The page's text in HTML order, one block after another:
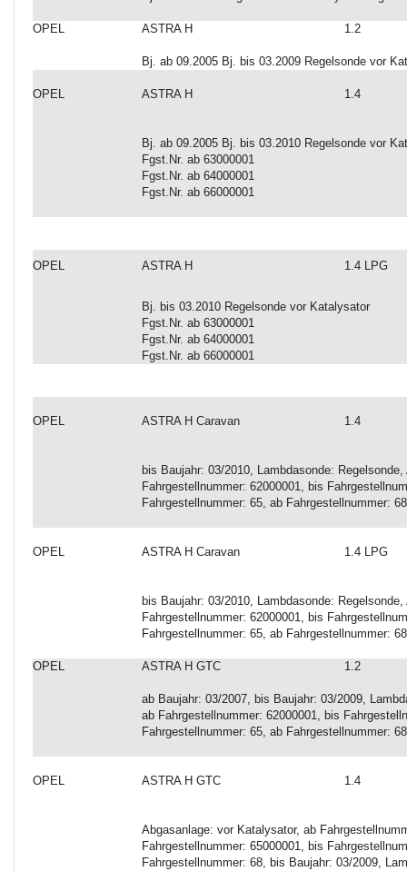
OPEL ASTRA H 1.2
Bj. ab 09.2005 Bj. bis 03.2009 Regelsonde vor
OPEL ASTRA H 1.4
Bj. ab 09.2005 Bj. bis 03.2010 Regelsonde vor
Fgst.Nr. ab 63000001
Fgst.Nr. ab 64000001
Fgst.Nr. ab 66000001
OPEL ASTRA H 1.4 LPG
Bj. bis 03.2010 Regelsonde vor Katalysator
Fgst.Nr. ab 63000001
Fgst.Nr. ab 64000001
Fgst.Nr. ab 66000001
OPEL ASTRA H Caravan 1.4
bis Baujahr: 03/2010, Lambdasonde:
Fahrgestellnummer: 62000001, bis
Fahrgestellnummer: 65, ab Fahrgestellnummer:
OPEL ASTRA H Caravan 1.4 LPG
bis Baujahr: 03/2010, Lambdasonde:
Fahrgestellnummer: 62000001, bis
Fahrgestellnummer: 65, ab Fahrgestellnummer:
OPEL ASTRA H GTC 1.2
ab Baujahr: 03/2007, bis Baujahr: 03/2009,
ab Fahrgestellnummer: 62000001, bis
Fahrgestellnummer: 65, ab Fahrgestellnummer:
OPEL ASTRA H GTC 1.4
Abgasanlage: vor Katalysator, ab
Fahrgestellnummer: 65000001, bis
Fahrgestellnummer: 68, bis Baujahr: 03/2009,